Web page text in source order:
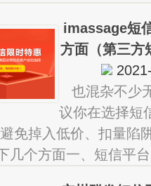
机上微信验证码
imassage短
方面（第三方
台有哪
也混杂不少
议你在选择短
免掉入低价、扣量陷
几个方面一、短信平